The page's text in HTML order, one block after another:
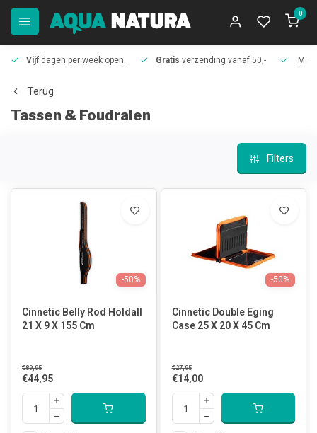
0
Vijf dagen per week open. Gratis verzending vanaf 50,-
Terug
Tassen & Foudralen
Filters
-50%
Cinnetic Belly Rod Holdall
21 X 9 X 155 Cm
€89,95
€44,95
-50%
Cinnetic Double Eging
Case 25 X 20 X 45 Cm
€27,95
€14,00